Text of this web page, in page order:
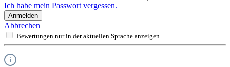
Ich habe mein Passwort vergessen.
Anmelden
Abbrechen
Bewertungen nur in der aktuellen Sprache anzeigen.